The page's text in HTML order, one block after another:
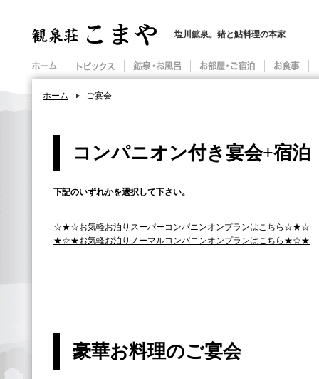
塩川鉱泉。猪と鮎料理の本家
ホーム ご宴会
コンパニオン付き宴会+宿泊
下記のいずれかを選択して下さい。
☆★☆お気軽お泊りスーパーコンパニンオンプランはこちら☆★☆
★☆★お気軽お泊りノーマルコンパニンオンプランはこちら★☆★
豪華お料理のご宴会